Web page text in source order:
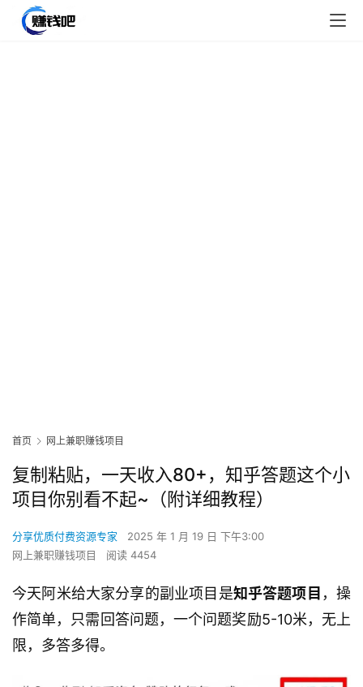
首页 网上兼职赚钱项目
复制粘贴，一天收入80+，知乎答题这个小
项目你别看不起~（附详细教程）
分享优质付费资源专家
2025 年 1 月 19 日 下午3:00
网上兼职赚钱项目
阅读 4454
今天阿米给大家分享的副业项目是知乎答题项目 ，操
作简单，只需回答问题，一个问题奖励5-10米，无上
限，多答多得。